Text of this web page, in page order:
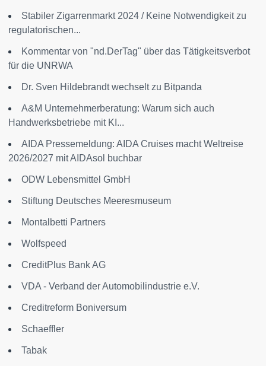
Stabiler Zigarrenmarkt 2024 / Keine Notwendigkeit zu
regulatorischen...
Kommentar von "nd.DerTag" über das Tätigkeitsverbot
für die UNRWA
Dr. Sven Hildebrandt wechselt zu Bitpanda
A&M Unternehmerberatung: Warum sich auch
Handwerksbetriebe mit KI...
AIDA Pressemeldung: AIDA Cruises macht Weltreise
2026/2027 mit AIDAsol buchbar
ODW Lebensmittel GmbH
Stiftung Deutsches Meeresmuseum
Montalbetti Partners
Wolfspeed
CreditPlus Bank AG
VDA - Verband der Automobilindustrie e.V.
Creditreform Boniversum
Schaeffler
Tabak